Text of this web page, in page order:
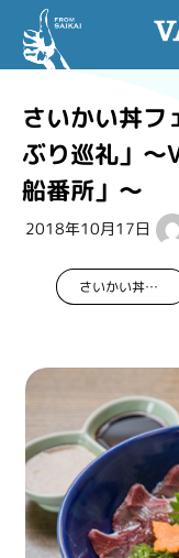
content
さいかい丼
ぶり巡礼」
船番所」～
2018年10月17日
さいかい丼フェア2018